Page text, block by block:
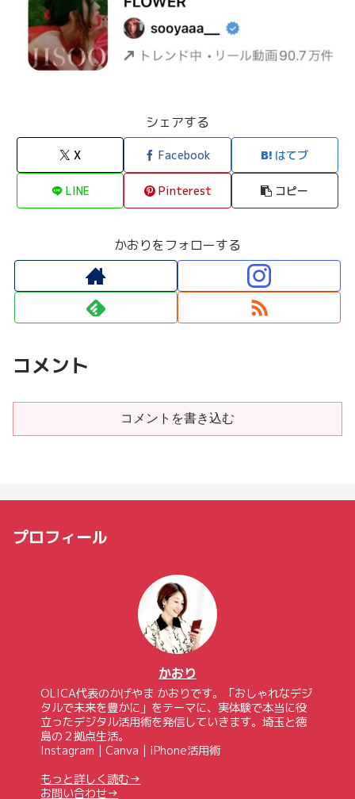
シェアする
X Facebook はてブ
LINE Pinterest コピー
かおりをフォローする
コメント
コメントを書き込む
プロフィール
かおり
OLICA代表のかげやま かおりです。「おしゃれなデジ
タルで未来を豊かに」をテーマに、実体験で本当に役
立ったデジタル活用術を発信していきます。埼玉と徳
島の２拠点生活。
Instagram｜Canva｜iPhone活用術
もっと詳しく読む→
お問い合わせ→